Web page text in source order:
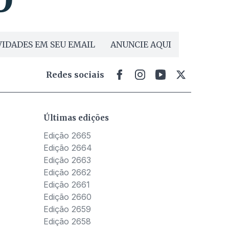
EM SEU EMAIL ANUNCIE AQUI
Redes sociais
Últimas edições
Edição 2665
Edição 2664
Edição 2663
Edição 2662
Edição 2661
Edição 2660
Edição 2659
Edição 2658